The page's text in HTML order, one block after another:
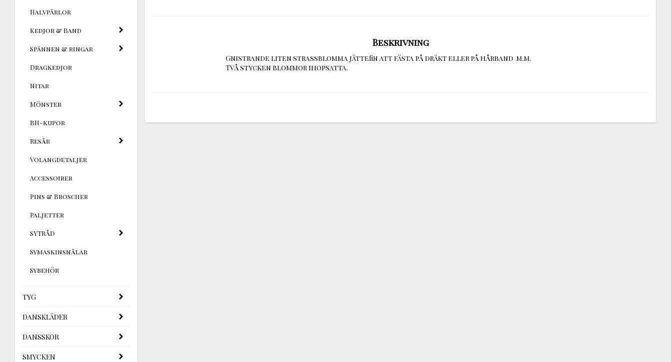
Halvpärlor
Kedjor & Band
Spännen & ringar
Dragkedjor
Nitar
Mönster
BH-kupor
Resår
Volangdetaljer
Accessoirer
Pins & Broscher
Paljetter
SYTRÅD
Symaskinsnålar
Sybehör
TYG
DANSKLÄDER
DANSSKOR
SMYCKEN
Beskrivning
Gnistrande liten strassblomma jättefin att fästa på dräkt eller på hårband  m.m.
Två stycken blommor ihopsatta.